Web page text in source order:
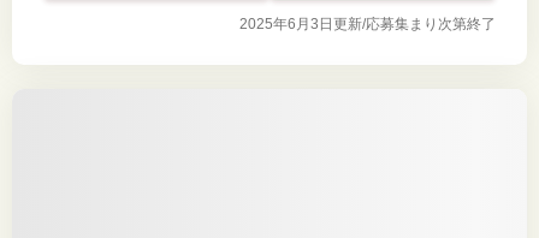
2025年6月3日更新/応募集まり次第終了